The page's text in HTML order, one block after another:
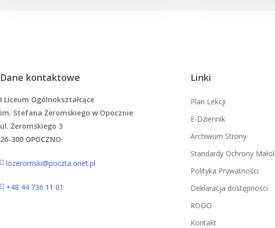
Dane kontaktowe
I Liceum Ogólnokształcące
im. Stefana Żeromskiego w Opocznie
ul. Żeromskiego 3
26-300 OPOCZNO
lozeromski@poczta.onet.pl
+48 44 736 11 01
Linki
Plan Lekcji
E-Dziennik
Archiwum Strony
Standardy Ochrony
Polityka Prywatności
Deklaracja dostępności
RODO
Kontakt